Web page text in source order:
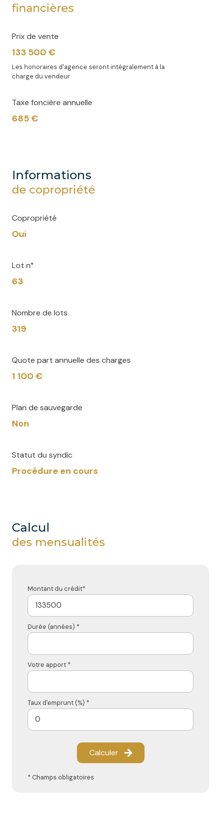
financières
Prix de vente
133 500 €
Les honoraires d'agence seront intégralement à la
charge du vendeur
Taxe foncière annuelle
685 €
informations
de copropriété
Copropriété
Oui
Lot n°
63
Nombre de lots
319
Quote part annuelle des charges
1 100 €
Plan de sauvegarde
Non
Statut du syndic
Procédure en cours
calcul
des mensualités
Montant du crédit*
Durée (années) *
Votre apport *
Taux d'emprunt (%) *
Calculer
* Champs obligatoires